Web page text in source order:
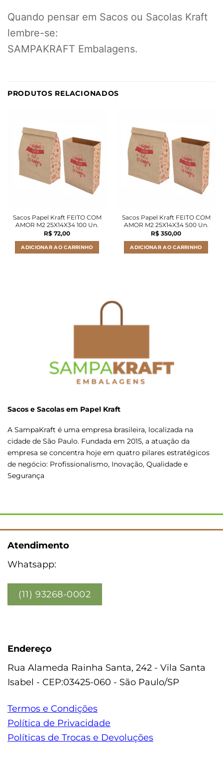
Quando pensar em Sacos ou Sacolas Kraft
lembre-se:
SAMPAKRAFT Embalagens.
PRODUTOS RELACIONADOS
Sacos Papel Kraft FEITO COM
AMOR M2 25X14X34 100 Un.
R$ 72,00
ADICIONAR AO CARRINHO
Sacos Papel Kraft FEITO COM
AMOR M2 25X14X34 500 Un.
R$ 350,00
ADICIONAR AO CARRINHO
Sacos e Sacolas em Papel Kraft
A SampaKraft é uma empresa brasileira, localizada na
cidade de São Paulo. Fundada em 2015, a atuação da
empresa se concentra hoje em quatro pilares estratégicos
de negócio: Profissionalismo, Inovação, Qualidade e
Segurança
Atendimento
Whatsapp:
(11) 93268-0002
Endereço
Rua Alameda Rainha Santa, 242 - Vila Santa
Isabel - CEP:03425-060 - São Paulo/SP
Termos e Condições
Política de Privacidade
Políticas de Trocas e Devoluções